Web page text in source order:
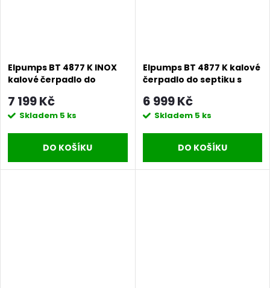
Elpumps BT 4877 K INOX
kalové čerpadlo do
7 199 Kč
Skladem 5 ks
DO KOŠÍKU
Elpumps BT 4877 K kalové
čerpadlo do septiku s
6 999 Kč
Skladem 5 ks
DO KOŠÍKU